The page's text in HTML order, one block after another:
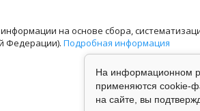
на основе сбора,
Федерации). Подробная информация
На информационном
применяются cookie-
на сайте, вы